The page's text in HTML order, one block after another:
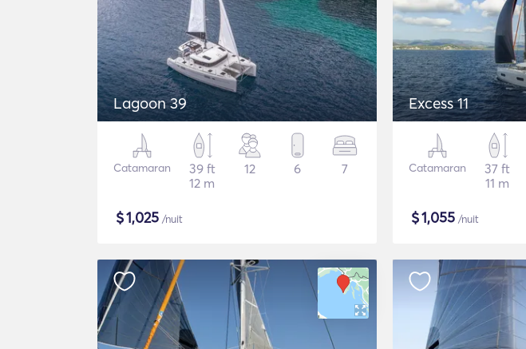
Lagoon 39
Catamaran
39 ft
12 m
12 6 7
$1,025 /nuit
Excess 11
Catamaran
37 ft
11 m
$1,055 /nuit